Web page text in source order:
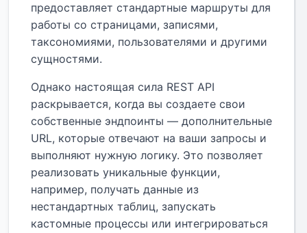
предоставляет стандартные маршруты для
работы со страницами, записями,
таксономиями, пользователями и другими
сущностями.
Однако настоящая сила REST API
раскрывается, когда вы создаете свои
собственные эндпоинты — дополнительные
URL, которые отвечают на ваши запросы и
выполняют нужную логику. Это позволяет
реализовать уникальные функции,
например, получать данные из
нестандартных таблиц, запускать
кастомные процессы или интегрироваться